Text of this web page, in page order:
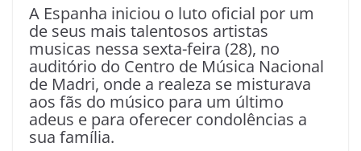
A Espanha iniciou o luto oficial por um
de seus mais talentosos artistas
musicas nessa sexta-feira (28), no
auditório do Centro de Música Nacional
de Madri, onde a realeza se misturava
aos fãs do músico para um último
adeus e para oferecer condolências a
sua família.